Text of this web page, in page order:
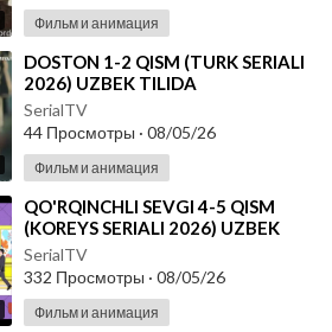
Фильм и анимация
⁣DOSTON 1-2 QISM (TURK SERIALI
2026) UZBEK TILIDA
SerialTV
44 Просмотры · 08/05/26
Фильм и анимация
⁣⁣QO'RQINCHLI SEVGI 4-5 QISM
(KOREYS SERIALI 2026) UZBEK
TILIDA
SerialTV
332 Просмотры · 08/05/26
Фильм и анимация